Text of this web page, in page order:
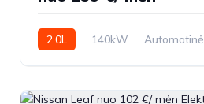
2.0L 140kW Automatinė